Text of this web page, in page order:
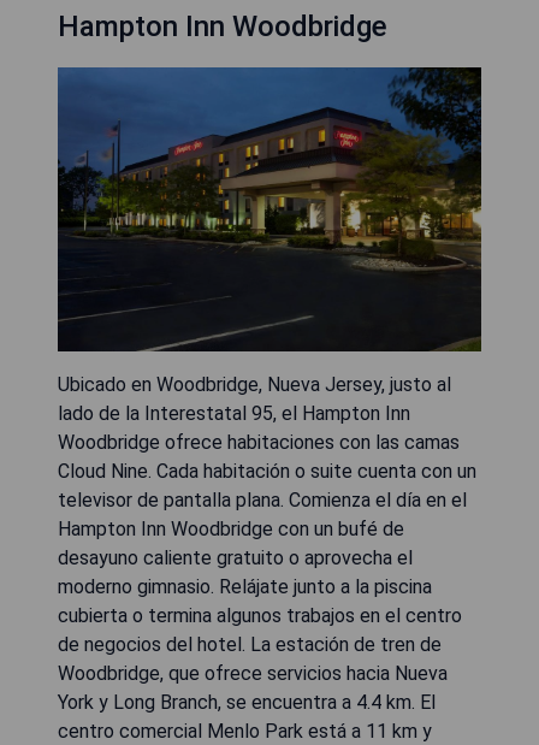
Hampton Inn Woodbridge
Ubicado en Woodbridge, Nueva Jersey, justo al
lado de la Interestatal 95, el Hampton Inn
Woodbridge ofrece habitaciones con las camas
Cloud Nine. Cada habitación o suite cuenta con un
televisor de pantalla plana. Comienza el día en el
Hampton Inn Woodbridge con un bufé de
desayuno caliente gratuito o aprovecha el
moderno gimnasio. Relájate junto a la piscina
cubierta o termina algunos trabajos en el centro
de negocios del hotel. La estación de tren de
Woodbridge, que ofrece servicios hacia Nueva
York y Long Branch, se encuentra a 4.4 km. El
centro comercial Menlo Park está a 11 km y